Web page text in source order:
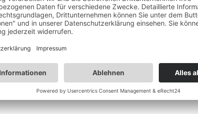
Bodenplatte 12 mm braun, Bodenplatte 12 mm grau